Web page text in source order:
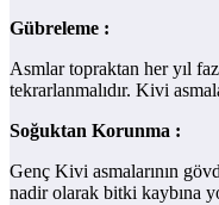
Gübreleme :
Asmlar topraktan her yıl
tekrarlanmalıdır. Kivi
Soğuktan Korunma :
Genç Kivi asmalarının
nadir olarak bitki kaybına